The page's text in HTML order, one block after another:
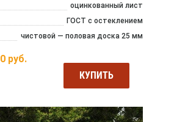
оцинкованный лист
ГОСТ с остеклением
чистовой — половая доска 25 мм
руб.
КУПИТЬ